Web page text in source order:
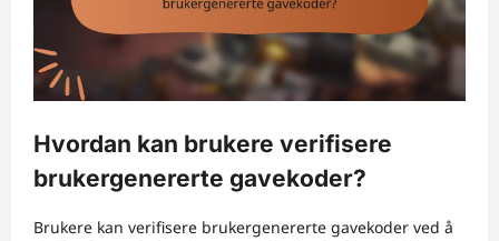
Hvordan kan brukere verifisere
brukergenererte gavekoder?
Brukere kan verifisere brukergenererte gavekoder ved å